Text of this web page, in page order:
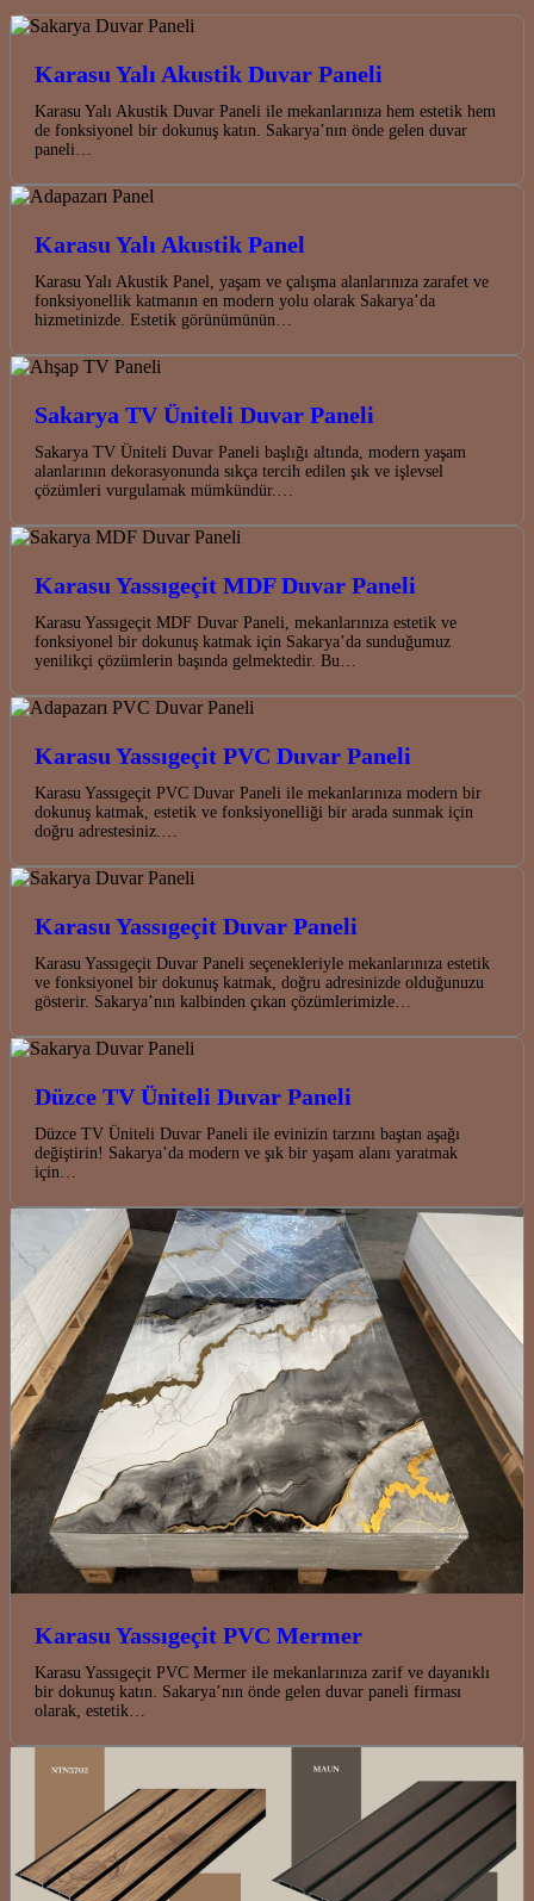
Karasu Yalı Akustik Duvar Paneli
Karasu Yalı Akustik Duvar Paneli ile mekanlarınıza hem estetik hem
de fonksiyonel bir dokunuş katın. Sakarya’nın önde gelen duvar
paneli…
Karasu Yalı Akustik Panel
Karasu Yalı Akustik Panel, yaşam ve çalışma alanlarınıza zarafet ve
fonksiyonellik katmanın en modern yolu olarak Sakarya’da
hizmetinizde. Estetik görünümünün…
Sakarya TV Üniteli Duvar Paneli
Sakarya TV Üniteli Duvar Paneli başlığı altında, modern yaşam
alanlarının dekorasyonunda sıkça tercih edilen şık ve işlevsel
çözümleri vurgulamak mümkündür.…
Karasu Yassıgeçit MDF Duvar Paneli
Karasu Yassıgeçit MDF Duvar Paneli, mekanlarınıza estetik ve
fonksiyonel bir dokunuş katmak için Sakarya’da sunduğumuz
yenilikçi çözümlerin başında gelmektedir. Bu…
Karasu Yassıgeçit PVC Duvar Paneli
Karasu Yassıgeçit PVC Duvar Paneli ile mekanlarınıza modern bir
dokunuş katmak, estetik ve fonksiyonelliği bir arada sunmak için
doğru adrestesiniz.…
Karasu Yassıgeçit Duvar Paneli
Karasu Yassıgeçit Duvar Paneli seçenekleriyle mekanlarınıza estetik
ve fonksiyonel bir dokunuş katmak, doğru adresinizde olduğunuzu
gösterir. Sakarya’nın kalbinden çıkan çözümlerimizle…
Düzce TV Üniteli Duvar Paneli
Düzce TV Üniteli Duvar Paneli ile evinizin tarzını baştan aşağı
değiştirin! Sakarya’da modern ve şık bir yaşam alanı yaratmak
için…
Karasu Yassıgeçit PVC Mermer
Karasu Yassıgeçit PVC Mermer ile mekanlarınıza zarif ve dayanıklı
bir dokunuş katın. Sakarya’nın önde gelen duvar paneli firması
olarak, estetik…